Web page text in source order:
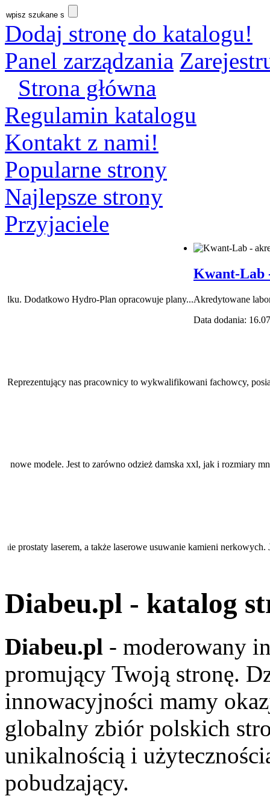
Dodaj stronę do katalogu!
Panel zarządzania
Strona główna
Regulamin katalogu
Kontakt z nami!
Popularne strony
Najlepsze strony
Przyjaciele
Dodatkowo Hydro-Plan opracowuje plany...
Kwant-Lab
Akredytowane
Data dodania:
nas pracownicy to wykwalifikowani fachowcy,
modele. Jest to zarówno odzież damska xxl, jak i rozmiary
prostaty laserem, a także laserowe usuwanie kamieni
poważne skutki prawne. Firma Hydro-Plan pomaga takowe
Diabeu.pl - katalog
Diabeu.pl - moderowany
promujący Twoją stronę.
innowacyjności mamy
globalny zbiór polskich
unikalnością i
pobudzający.